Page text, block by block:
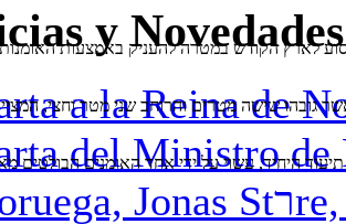
כדי לנסוע לארץ הקודש במטרה להעניק באמצעות
גובהו שישה מטרים והרוחב שני מטר וחצי,
y Novedades
a la Reina de
del Ministro de